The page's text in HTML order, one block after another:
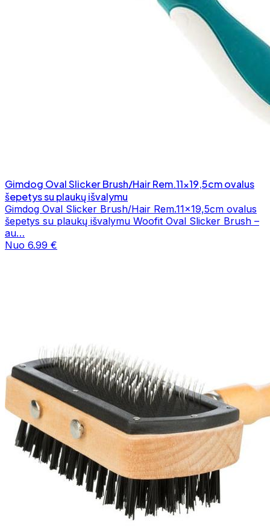
Gimdog Oval Slicker Brush/Hair Rem.11x19,5cm ovalus
šepetys su plaukų išvalymu
Gimdog Oval Slicker Brush/Hair Rem.11x19,5cm ovalus
šepetys su plaukų išvalymu Woofit Oval Slicker Brush –
au…
Nuo 6.99 €